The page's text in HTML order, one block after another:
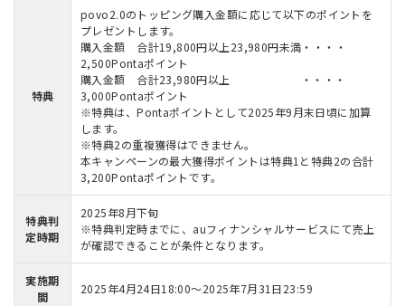
特典
povo2.0のトッピング購入金額に応じて以下のポイントを
プレゼントします。
購入金額 合計19,800円以上23,980円未満・・・・
2,500Pontaポイント
購入金額 合計23,980円以上 ・・・・
3,000Pontaポイント
※特典は、Pontaポイントとして2025年9月末日頃に加算
します。
※特典2の重複獲得はできません。
本キャンペーンの最大獲得ポイントは特典1と特典2の合計
3,200Pontaポイントです。
特典判
定時期
2025年8月下旬
※特典判定時までに、auフィナンシャルサービスにて売上
が確認できることが条件となります。
実施期
間
2025年4月24日18:00～2025年7月31日23:59